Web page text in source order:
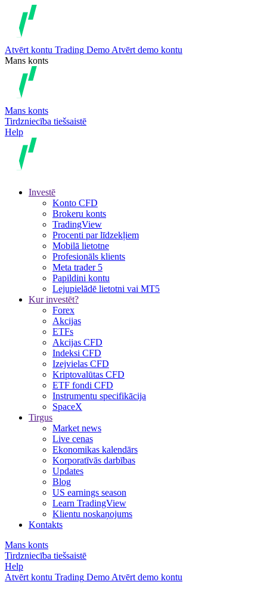
Atvērt kontu Trading Demo Atvērt demo kontu
Mans konts
Mans konts
Tirdzniecība tiešsaistē
Help
Investē
Konto CFD
Brokeru konts
TradingView
Procenti par līdzekļiem
Mobilā lietotne
Profesionāls klients
Meta trader 5
Papildini kontu
Lejupielādē lietotni vai MT5
Kur investēt?
Forex
Akcijas
ETFs
Akcijas CFD
Indeksi CFD
Izejvielas CFD
Kriptovalūtas CFD
ETF fondi CFD
Instrumentu specifikācija
SpaceX
Tirgus
Market news
Live cenas
Ekonomikas kalendārs
Korporatīvās darbības
Updates
Blog
US earnings season
Learn TradingView
Klientu noskaņojums
Kontakts
Mans konts
Tirdzniecība tiešsaistē
Help
Atvērt kontu Trading Demo Atvērt demo kontu